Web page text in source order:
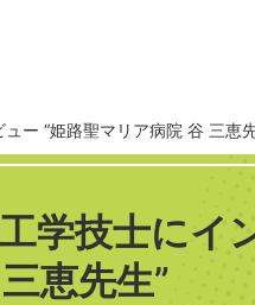
ー “姫路聖マリア病院 谷 三恵
学技士にイ
恵先生”